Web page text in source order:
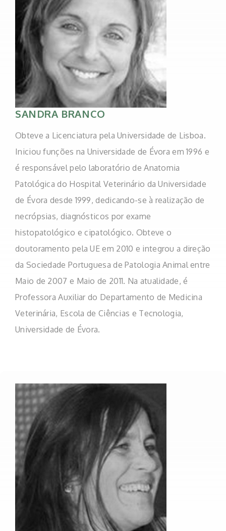
SANDRA BRANCO
Obteve a Licenciatura pela Universidade de Lisboa.
Iniciou funções na Universidade de Évora em 1996 e
é responsável pelo laboratório de Anatomia
Patológica do Hospital Veterinário da Universidade
de Évora desde 1999, dedicando-se à realização de
necrópsias, diagnósticos por exame
histopatológico e cipatológico. Obteve o
doutoramento pela UE em 2010 e integrou a direção
da Sociedade Portuguesa de Patologia Animal entre
Maio de 2007 e Maio de 2011. Na atualidade, é
Professora Auxiliar do Departamento de Medicina
Veterinária, Escola de Ciências e Tecnologia,
Universidade de Évora.